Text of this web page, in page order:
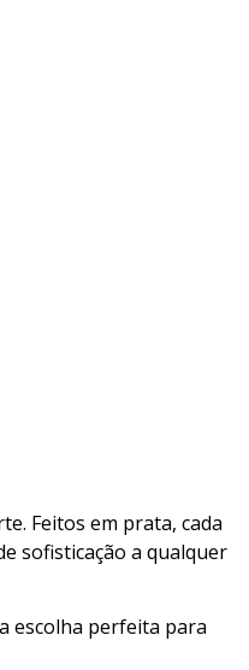
Feitos em prata, cada
sofisticação a qualquer
escolha perfeita para